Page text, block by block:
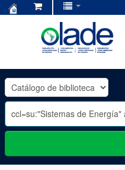
OLADE
-